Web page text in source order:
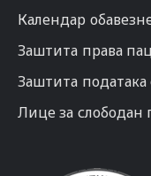
Календар
Заштита права
Заштита
Лице за